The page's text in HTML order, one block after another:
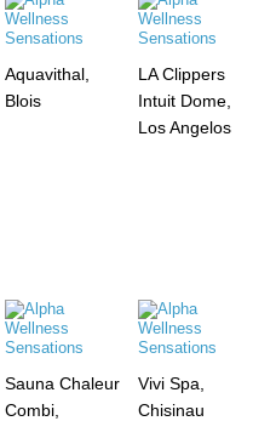
Aquavithal,
Blois
LA Clippers
Intuit Dome,
Los Angelos
Sauna Chaleur
Combi,
Vivi Spa,
Chisinau